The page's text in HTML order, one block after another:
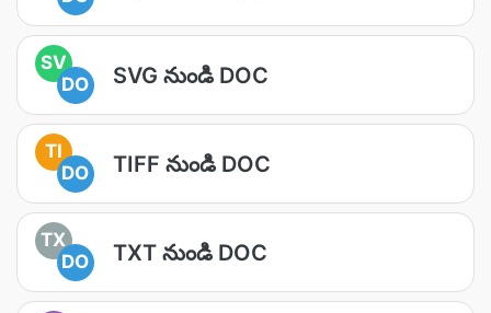
SV
DO
SVG నుండి DOC
TI
DO
TIFF నుండి DOC
TX
DO
TXT నుండి DOC